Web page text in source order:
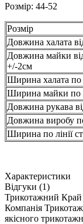
Розмір: 44-52
Розмір
Довжина халата
Довжина майки
+/-2см
Ширина халата по
Ширина майки по
Довжина рукава
Довжина виробу
Ширина по лінії
Характеристики
Відгуки (1)
Трикотажний
Компанія
якісного